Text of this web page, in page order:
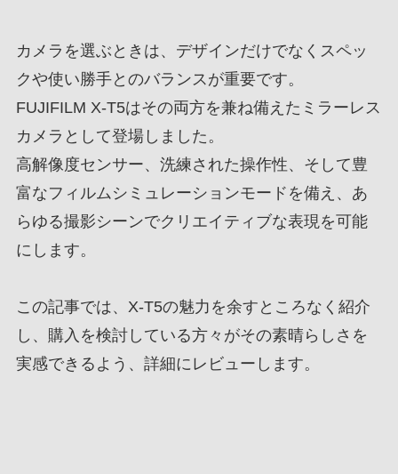
カメラを選ぶときは、デザインだけでなくスペッ
クや使い勝手とのバランスが重要です。
FUJIFILM X-T5はその両方を兼ね備えたミラーレス
カメラとして登場しました。
高解像度センサー、洗練された操作性、そして豊
富なフィルムシミュレーションモードを備え、あ
らゆる撮影シーンでクリエイティブな表現を可能
にします。
この記事では、X-T5の魅力を余すところなく紹介
し、購入を検討している方々がその素晴らしさを
実感できるよう、詳細にレビューします。